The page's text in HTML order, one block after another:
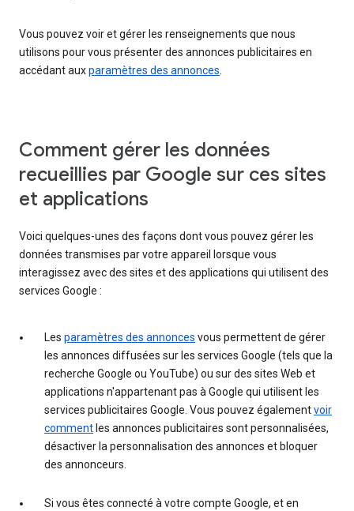
Vous pouvez voir et gérer les renseignements que nous
utilisons pour vous présenter des annonces publicitaires en
accédant auxparamètres des annonces.
Comment gérer les données
recueillies par Google sur ces sites
et applications
Voici quelques-unes des façons dont vous pouvez gérer les
données transmises par votre appareil lorsque vous
interagissez avec des sites et des applications qui utilisent des
services Google :
Les paramètres des annonces vous permettent de gérer
les annonces diffusées sur les services Google (tels que la
recherche Google ou YouTube) ou sur des sites Web et
applications n'appartenant pas à Google qui utilisent les
services publicitaires Google. Vous pouvez égalementvoir
comment les annonces publicitaires sont personnalisées,
désactiver la personnalisation des annonces et bloquer
des annonceurs.
Si vous êtes connecté à votre compte Google, et en